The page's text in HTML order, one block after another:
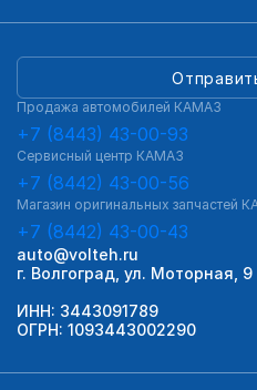
Продажа автомобилей КАМАЗ
+7 (8443) 43-00-93
Сервисный центр КАМАЗ
+7 (8442) 43-00-56
Магазин оригинальных запчастей
+7 (8442) 43-00-43
auto@volteh.ru
г. Волгоград, ул. Моторная,
ИНН: 3443091789
ОГРН: 1093443002290